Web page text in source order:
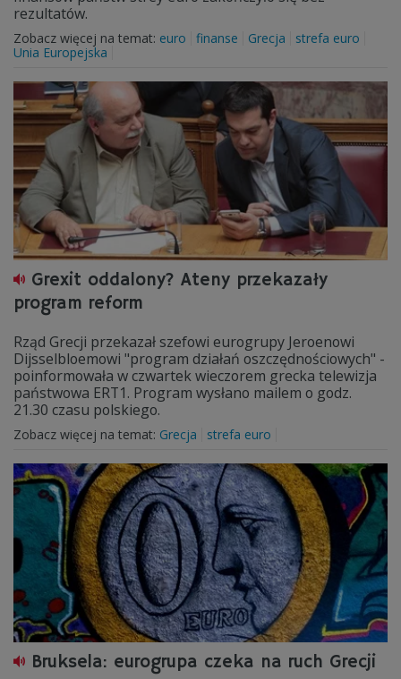
rezultatów.
Zobacz więcej na temat: euro finanse Grecja
strefa euro
Unia Europejska
Grexit oddalony? Ateny przekazały
program reform
Rząd Grecji przekazał szefowi eurogrupy Jeroenowi
Dijsselbloemowi "program działań oszczędnościowych" -
poinformowała w czwartek wieczorem grecka telewizja
państwowa ERT1. Program wysłano mailem o godz.
21.30 czasu polskiego.
Zobacz więcej na temat: Grecja strefa euro
Bruksela: eurogrupa czeka na ruch Grecji